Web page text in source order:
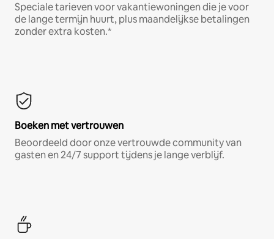
Speciale tarieven voor vakantiewoningen die je voor
de lange termijn huurt, plus maandelijkse betalingen
zonder extra kosten.*
Boeken met vertrouwen
Beoordeeld door onze vertrouwde community van
gasten en 24/7 support tijdens je lange verblijf.